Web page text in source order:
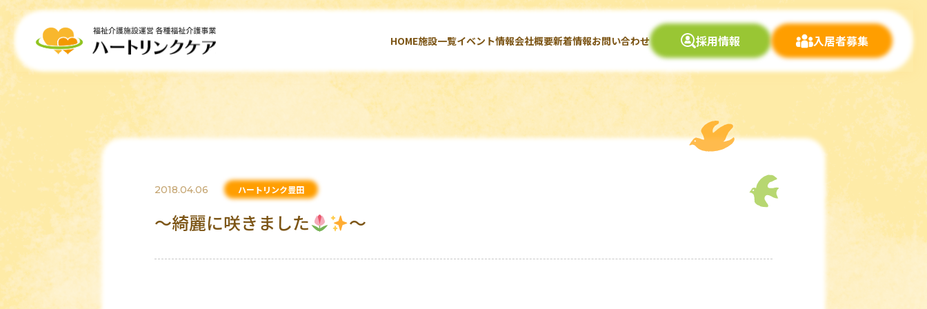
HOME施設一覧イベント情報会社概要新着情報お問い合わせ 採用情報 入居者募集
2018.04.06 ハートリンク豊田
～綺麗に咲きました ～